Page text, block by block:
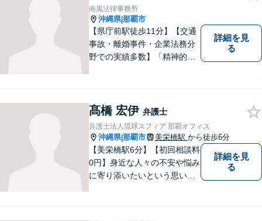
ださい。【企業法務対応可
能】
南風法律事務所
沖縄県|那覇市
【県庁前駅徒歩11分】【交通
事故・離婚事件・企業法務分
野での実績多数】「精神的な
ですので、お気軽にご相談く
ださい。個々に応じた解決策
をご提案します。
詳細を見
る
髙橋 宏伊 弁護士
弁護士法人琉球スフィア 那覇オフィス
沖縄県|那覇市 美栄橋駅 から徒歩6分
【美栄橋駅6分】【初回相談料
0円】身近な人々の不安や悩み
に寄り添いたいという思いか
詳細を見
る